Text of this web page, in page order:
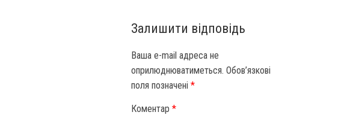
Залишити відповідь
Ваша e-mail адреса не
оприлюднюватиметься. Обов’язкові
поля позначені *
Коментар *